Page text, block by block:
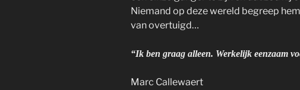
Niemand op deze wereld begreep
van overtuigd…
“Ik ben graag alleen. Werkelijk eenzaam
Marc Callewaert